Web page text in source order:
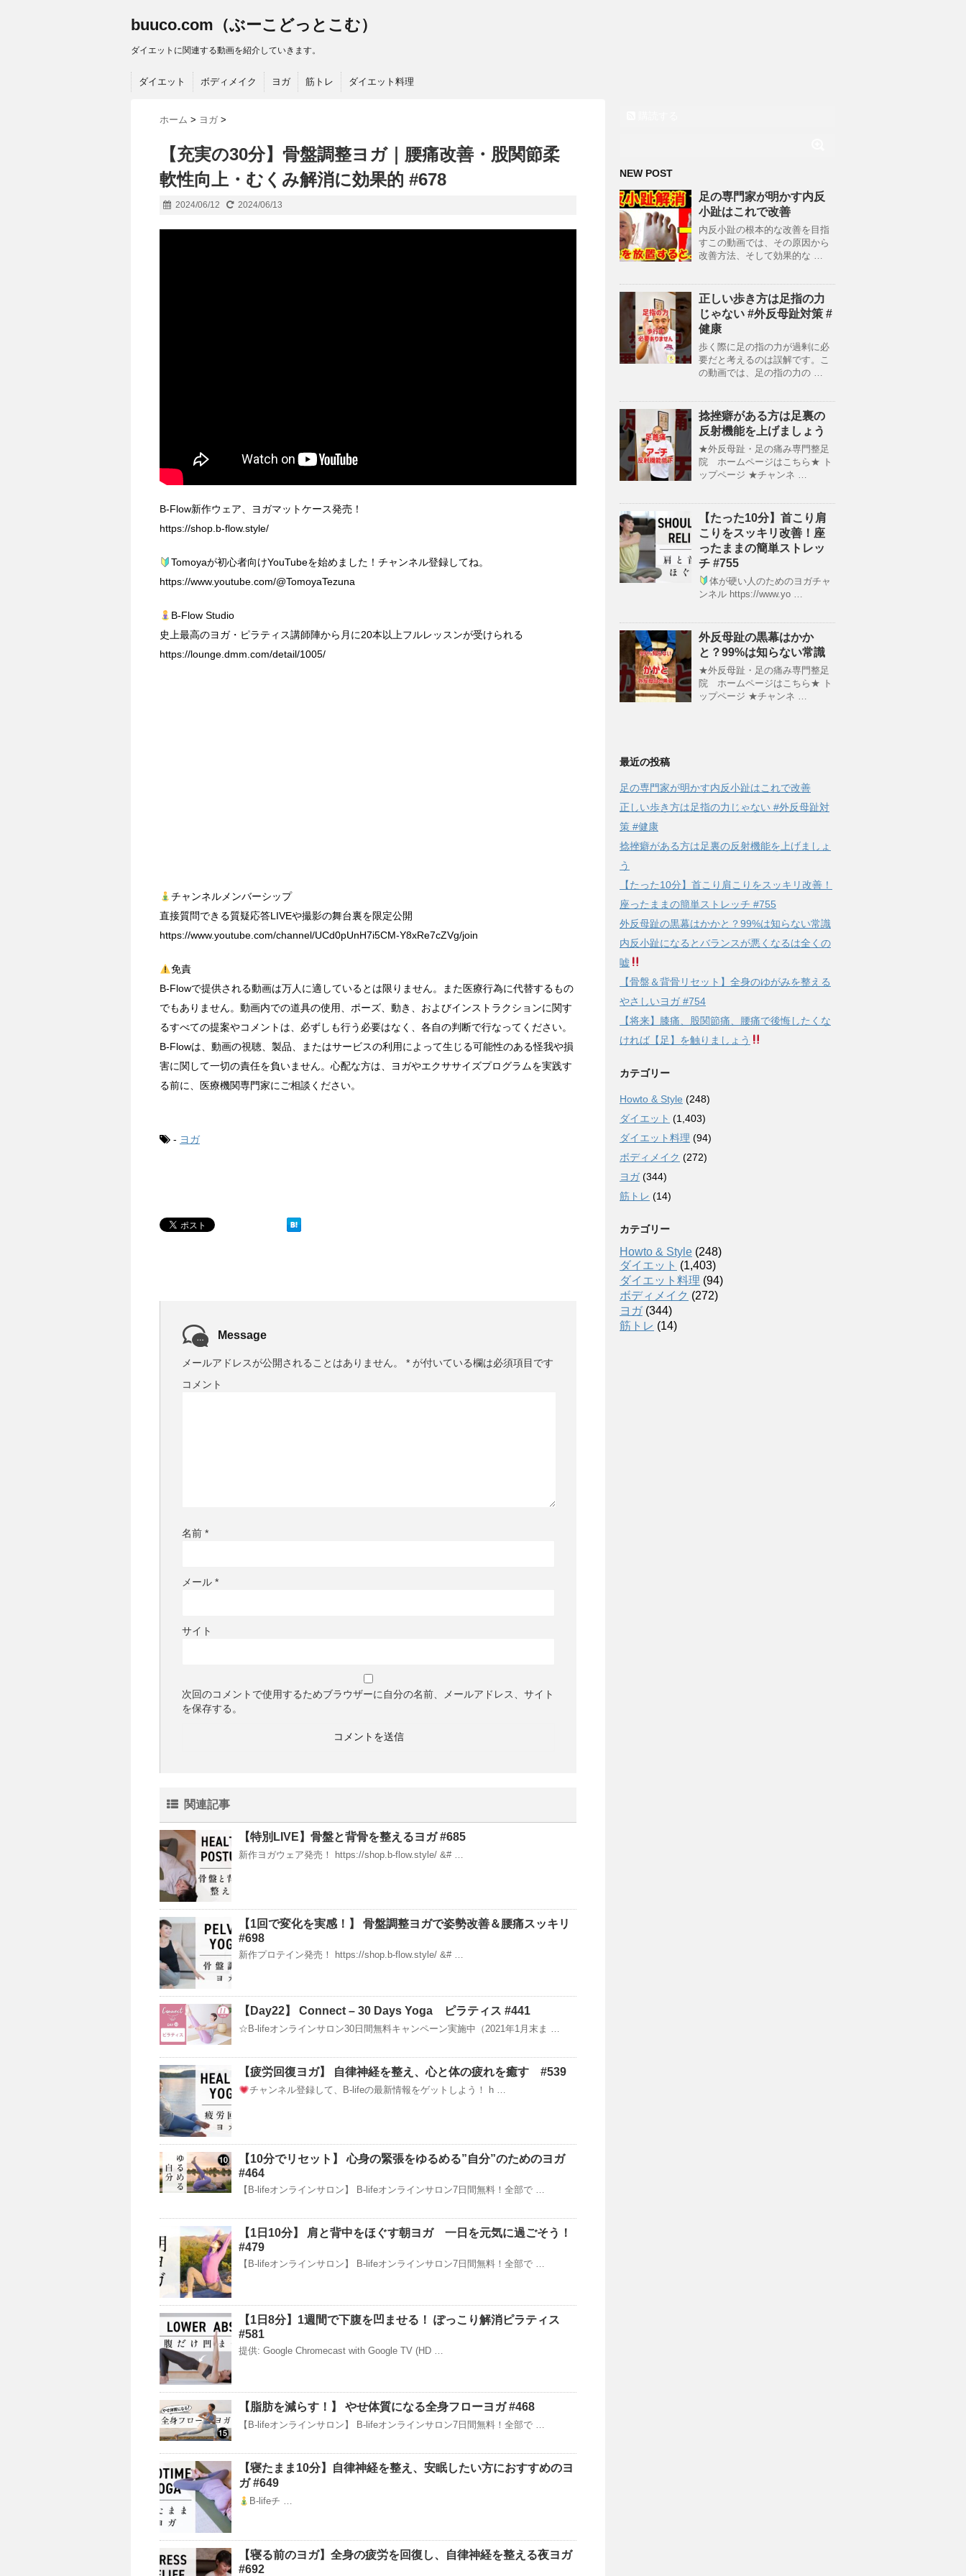
buuco.com（ぶーこどっとこむ）
ダイエットに関連する動画を紹介していきます。
ダイエット ボディメイク ヨガ 筋トレ ダイエット料理
ホーム > ヨガ >
【充実の30分】骨盤調整ヨガ｜腰痛改善・股関節柔
軟性向上・むくみ解消に効果的 #678
2024/06/12 2024/06/13
B-Flow新作ウェア、ヨガマットケース発売！
https://shop.b-flow.style/
Tomoyaが初心者向けYouTubeを始めました！チャンネル登録してね。
https://www.youtube.com/@TomoyaTezuna
B-Flow Studio
史上最高のヨガ・ピラティス講師陣から月に20本以上フルレッスンが受けられる
https://lounge.dmm.com/detail/1005/
チャンネルメンバーシップ
直接質問できる質疑応答LIVEや撮影の舞台裏を限定公開
https://www.youtube.com/channel/UCd0pUnH7i5CM-Y8xRe7cZVg/join
免責
B-Flowで提供される動画は万人に適しているとは限りません。また医療行為に代替するもの
でもありません。動画内での道具の使用、ポーズ、動き、およびインストラクションに関す
るすべての提案やコメントは、必ずしも行う必要はなく、各自の判断で行なってください。
B-Flowは、動画の視聴、製品、またはサービスの利用によって生じる可能性のある怪我や損
害に関して一切の責任を負いません。心配な方は、ヨガやエクササイズプログラムを実践す
る前に、医療機関専門家にご相談ください。
- ヨガ
Message
メールアドレスが公開されることはありません。 * が付いている欄は必須項目です
コメント
名前 *
メール *
サイト
次回のコメントで使用するためブラウザーに自分の名前、メールアドレス、サイト
を保存する。
関連記事
【特別LIVE】骨盤と背骨を整えるヨガ #685
新作ヨガウェア発売！ https://shop.b-flow.style/ &# …
【1回で変化を実感！】 骨盤調整ヨガで姿勢改善＆腰痛スッキリ
#698
新作プロテイン発売！ https://shop.b-flow.style/ &# …
【Day22】 Connect – 30 Days Yoga ピラティス #441
☆B-lifeオンラインサロン30日間無料キャンペーン実施中（2021年1月末ま …
【疲労回復ヨガ】 自律神経を整え、心と体の疲れを癒す #539
チャンネル登録して、B-lifeの最新情報をゲットしよう！ h …
【10分でリセット】 心身の緊張をゆるめる”自分”のためのヨガ
#464
【B-lifeオンラインサロン】 B-lifeオンラインサロン7日間無料！全部で …
【1日10分】 肩と背中をほぐす朝ヨガ 一日を元気に過ごそう！
#479
【B-lifeオンラインサロン】 B-lifeオンラインサロン7日間無料！全部で …
【1日8分】1週間で下腹を凹ませる！ ぽっこり解消ピラティス
#581
提供: Google Chromecast with Google TV (HD …
【脂肪を減らす！】 やせ体質になる全身フローヨガ #468
【B-lifeオンラインサロン】 B-lifeオンラインサロン7日間無料！全部で …
【寝たまま10分】自律神経を整え、安眠したい方におすすめのヨ
ガ #649
B-lifeチ …
【寝る前のヨガ】全身の疲労を回復し、自律神経を整える夜ヨガ
#692
NEW POST
足の専門家が明かす内反
小趾はこれで改善
内反小趾の根本的な改善を目指
すこの動画では、その原因から
改善方法、そして効果的な …
正しい歩き方は足指の力
じゃない #外反母趾対策 #
健康
歩く際に足の指の力が過剰に必
要だと考えるのは誤解です。こ
の動画では、足の指の力の …
捻挫癖がある方は足裏の
反射機能を上げましょう
★外反母趾・足の痛み専門整足
院 ホームページはこちら★ ト
ップページ ★チャンネ …
【たった10分】首こり肩
こりをスッキリ改善！座
ったままの簡単ストレッ
チ #755
体が硬い人のためのヨガチャ
ンネル https://www.yo …
外反母趾の黒幕はかか
と？99%は知らない常識
★外反母趾・足の痛み専門整足
院 ホームページはこちら★ ト
ップページ ★チャンネ …
最近の投稿
足の専門家が明かす内反小趾はこれで改善
正しい歩き方は足指の力じゃない #外反母趾対
策 #健康
捻挫癖がある方は足裏の反射機能を上げましょ
う
【たった10分】首こり肩こりをスッキリ改善！
座ったままの簡単ストレッチ #755
外反母趾の黒幕はかかと？99%は知らない常識
内反小趾になるとバランスが悪くなるは全くの
嘘
【骨盤＆背骨リセット】全身のゆがみを整える
やさしいヨガ #754
【将来】膝痛、股関節痛、腰痛で後悔したくな
ければ【足】を触りましょう
カテゴリー
Howto & Style (248)
ダイエット (1,403)
ダイエット料理 (94)
ボディメイク (272)
ヨガ(344)
筋トレ (14)
カテゴリー
Howto & Style (248)
ダイエット (1,403)
ダイエット料理 (94)
ボディメイク (272)
ヨガ(344)
筋トレ (14)